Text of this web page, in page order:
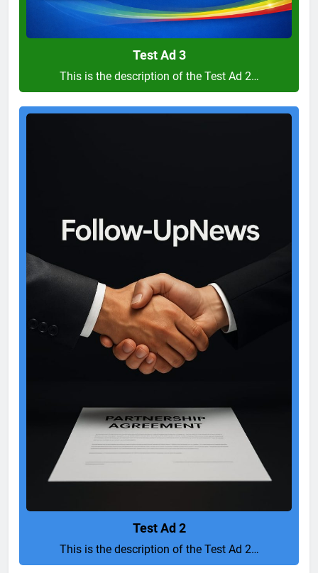
Test Ad 3
This is the description of the Test Ad 2…
Test Ad 2
This is the description of the Test Ad 2…